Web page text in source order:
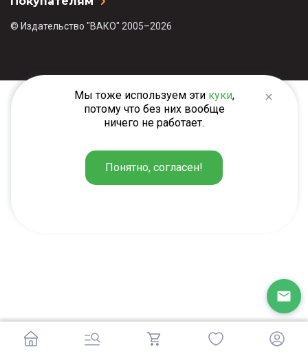
© Издательство "ВАКО" 2005–2026
Мы тоже используем эти куки,
потому что без них вообще
ничего не работает.
Понятно, согласен!